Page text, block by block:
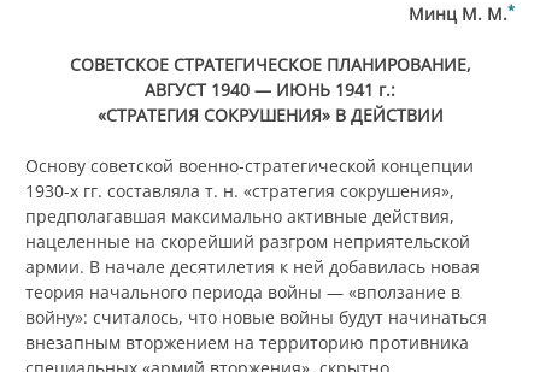
Минц М. М.*
СОВЕТСКОЕ СТРАТЕГИЧЕСКОЕ ПЛАНИРОВАНИЕ,
АВГУСТ 1940 — ИЮНЬ 1941 г.:
«СТРАТЕГИЯ СОКРУШЕНИЯ» В ДЕЙСТВИИ
Основу советской военно-стратегической концепции
1930-х гг. составляла т. н. «стратегия сокрушения»,
предполагавшая максимально активные действия,
нацеленные на скорейший разгром неприятельской
армии. В начале десятилетия к ней добавилась новая
теория начального периода войны — «вползание в
войну»: считалось, что новые войны будут начинаться
внезапным вторжением на территорию противника